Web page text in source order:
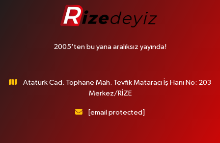
2005'ten bu yana aralıksız yayında!
Atatürk Cad. Tophane Mah. Tevfik Mataracı İş Hanı No: 203
Merkez/RİZE
[email protected]